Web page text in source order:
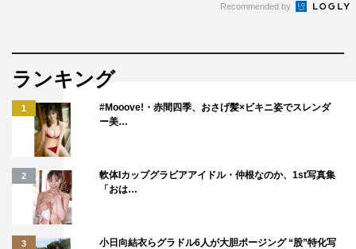
Recommended by
ランキング
1
#Mooove!・赤間四季、おさげ髪×ビキニ姿でスレンダ
ー美…
2
軟体Iカップグラビアアイドル・仲根なのか、1st写真集
「おは…
3
小日向結衣らグラドル6人が大胆ポージング “股”特化写